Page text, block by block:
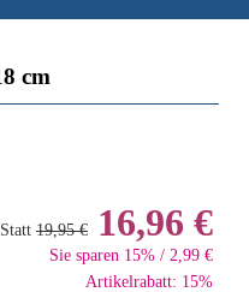
cm
Statt 19,95 € 16,96 €
Sie sparen 15% / 2,99 €
Artikelrabatt: 15%